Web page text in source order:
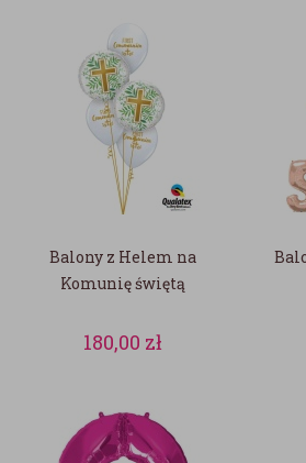
Balony z Helem na
Komunię świętą
180,00 zł